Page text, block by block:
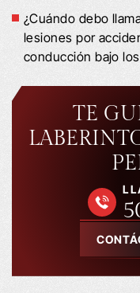
¿Cuándo debo
lesiones por
conducción bajo
TE